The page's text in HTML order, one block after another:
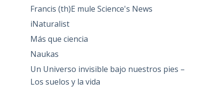
Francis (th)E mule Science's News
iNaturalist
Más que ciencia
Naukas
Un Universo invisible bajo nuestros pies –
Los suelos y la vida